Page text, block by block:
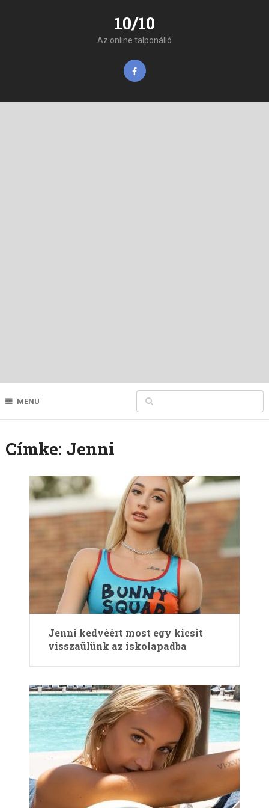
10/10
Az online talponálló
MENU
Címke: Jenni
Jenni kedvéért most egy kicsit
visszaülünk az iskolapadba